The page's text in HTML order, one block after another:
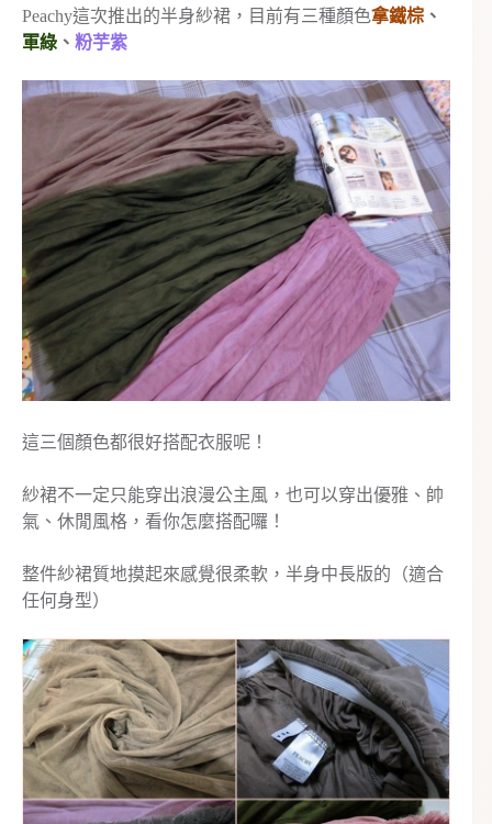
Peachy這次推出的半身紗裙，目前有三種顏色拿鐵棕 、
軍綠 、 粉芋紫
這三個顏色都很好搭配衣服呢！
紗裙不一定只能穿出浪漫公主風，也可以穿出優雅、帥
氣、休閒風格，看你怎麼搭配囉！
整件紗裙質地摸起來感覺很柔軟，半身中長版的（適合
任何身型）